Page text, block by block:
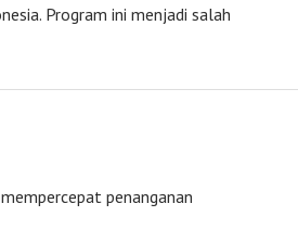
Program ini menjadi salah
penanganan